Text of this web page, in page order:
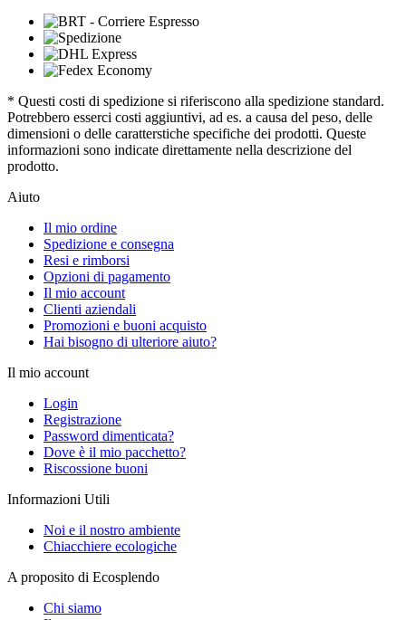
* Questi costi di spedizione si riferiscono alla spedizione standard.
Potrebbero esserci costi aggiuntivi, ad es. a causa del peso, delle
dimensioni o delle caratterstiche specifiche dei prodotti. Queste
informazioni sono indicate direttamente nella descrizione del
prodotto.
Aiuto
Il mio ordine
Spedizione e consegna
Resi e rimborsi
Opzioni di pagamento
Il mio account
Clienti aziendali
Promozioni e buoni acquisto
Hai bisogno di ulteriore aiuto?
Il mio account
Login
Registrazione
Password dimenticata?
Dove è il mio pacchetto?
Riscossione buoni
Informazioni Utili
Noi e il nostro ambiente
Chiacchiere ecologiche
A proposito di Ecosplendo
Chi siamo